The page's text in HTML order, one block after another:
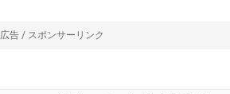
広告 / スポンサーリンク